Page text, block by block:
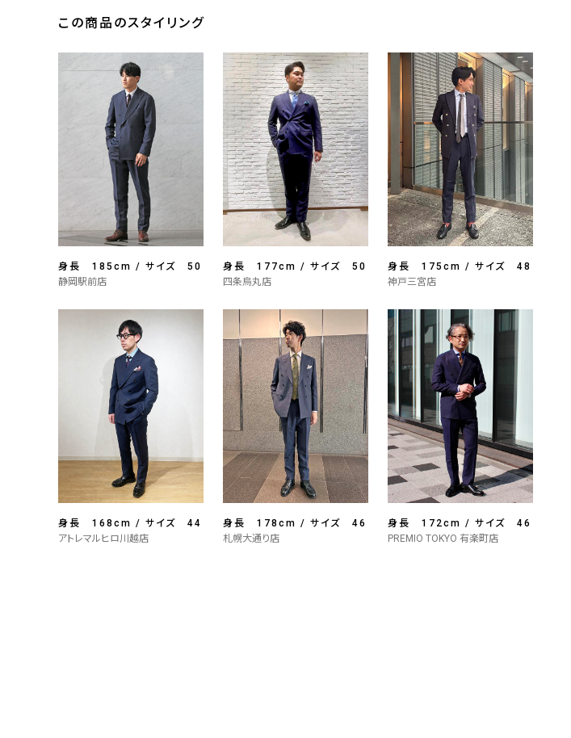
この商品のスタイリング
身長 185cm / サイズ 50
静岡駅前店
身長 177cm / サイズ 50
四条烏丸店
身長 175cm / サイズ 48
神戸三宮店
身長 168cm / サイズ 44
アトレマルヒロ川越店
身長 178cm / サイズ 46
札幌大通り店
身長 172cm / サイズ 46
PREMIO TOKYO 有楽町店